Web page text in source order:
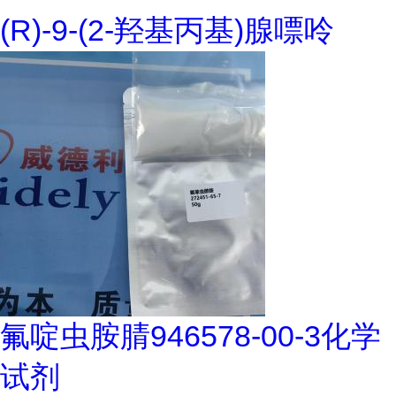
(R)-9-(2-羟基丙基)腺嘌呤
氟啶虫胺腈946578-00-3化学
试剂